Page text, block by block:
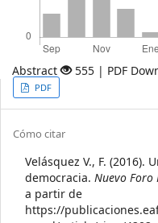
Abstract 555 | PDF
Article
Sidebar
PDF
Article
Details
Cómo citar
Velásquez V., F. (2016).
democracia. Nuevo Foro
a partir de
https://